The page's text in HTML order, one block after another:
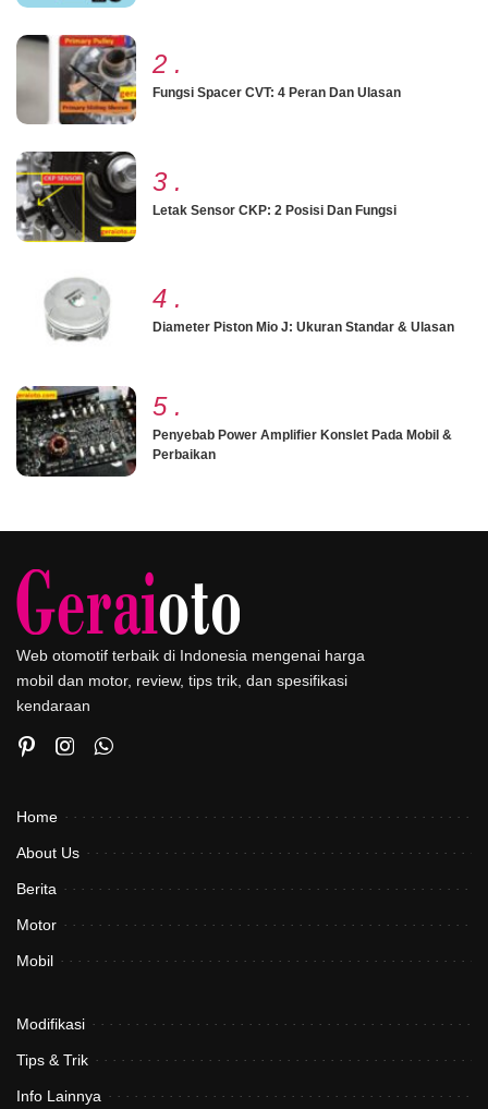
2 .
Fungsi Spacer CVT: 4 Peran Dan Ulasan
3 .
Letak Sensor CKP: 2 Posisi Dan Fungsi
4 .
Diameter Piston Mio J: Ukuran Standar & Ulasan
5 .
Penyebab Power Amplifier Konslet Pada Mobil &
Perbaikan
Web otomotif terbaik di Indonesia mengenai harga
mobil dan motor, review, tips trik, dan spesifikasi
kendaraan
Home
About Us
Berita
Motor
Mobil
Modifikasi
Tips & Trik
Info Lainnya